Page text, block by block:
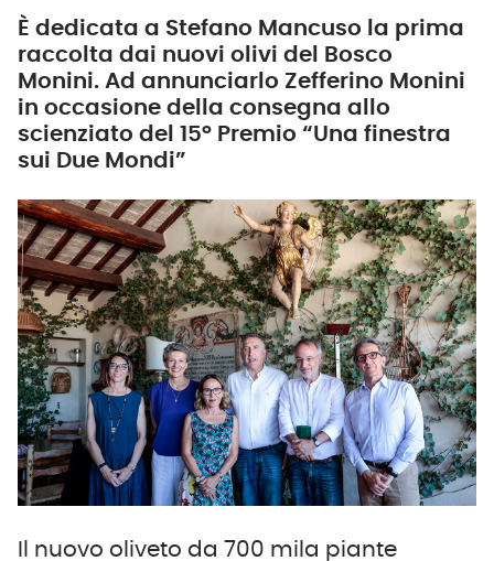
È dedicata a Stefano Mancuso la prima
raccolta dai nuovi olivi del Bosco
Monini. Ad annunciarlo Zefferino Monini
in occasione della consegna allo
scienziato del 15° Premio “Una finestra
sui Due Mondi”
Il nuovo oliveto da 700 mila piante